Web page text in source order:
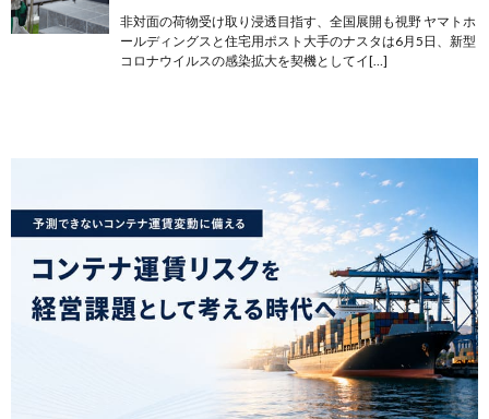
非対面の荷物受け取り浸透目指す、全国展開も視野 ヤマトホ
ールディングスと住宅用ポスト大手のナスタは6月5日、新型
コロナウイルスの感染拡大を契機としてイ[…]